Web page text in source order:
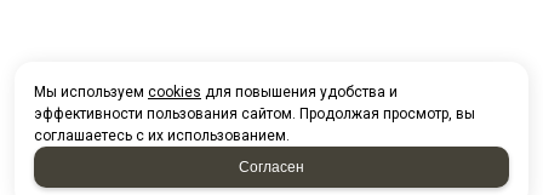
Мы используем cookies для повышения удобства и
эффективности пользования сайтом. Продолжая просмотр, вы
соглашаетесь с их использованием.
Согласен